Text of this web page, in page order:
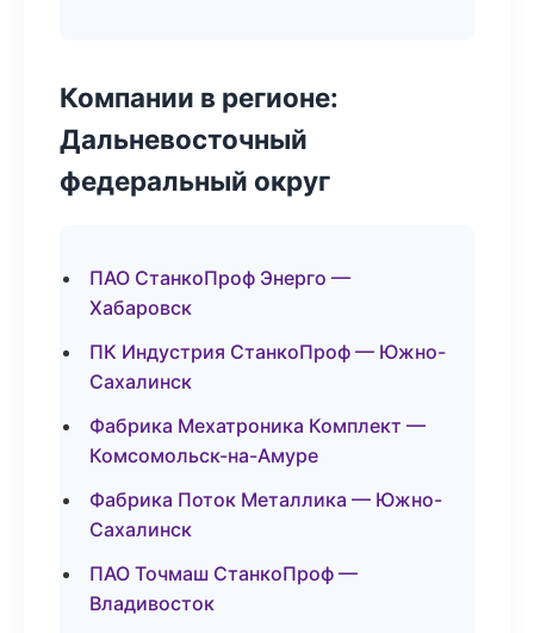
Компании в регионе:
Дальневосточный
федеральный округ
ПАО СтанкоПроф Энерго —
Хабаровск
ПК Индустрия СтанкоПроф — Южно-
Сахалинск
Фабрика Мехатроника Комплект —
Комсомольск-на-Амуре
Фабрика Поток Металлика — Южно-
Сахалинск
ПАО Точмаш СтанкоПроф —
Владивосток